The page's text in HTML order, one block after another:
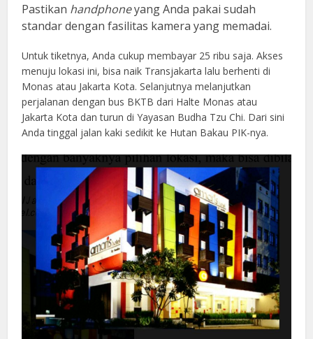
Pastikan handphoneyang Anda pakai sudah
standar dengan fasilitas kamera yang memadai.
Untuk tiketnya, Anda cukup membayar 25 ribu saja. Akses
menuju lokasi ini, bisa naik Transjakarta lalu berhenti di
Monas atau Jakarta Kota. Selanjutnya melanjutkan
perjalanan dengan bus BKTB dari Halte Monas atau
Jakarta Kota dan turun di Yayasan Budha Tzu Chi. Dari sini
Anda tinggal jalan kaki sedikit ke Hutan Bakau PIK-nya.